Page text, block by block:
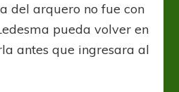
del arquero no fue con
pueda volver en
antes que ingresara al